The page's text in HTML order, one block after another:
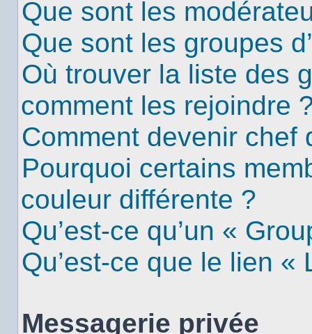
Que sont les
Que sont les groupes
Où trouver la liste des
comment les rejoindre
Comment devenir chef
Pourquoi certains
couleur différente ?
Qu’est-ce qu’un «
Qu’est-ce que le lien «
Messagerie privée